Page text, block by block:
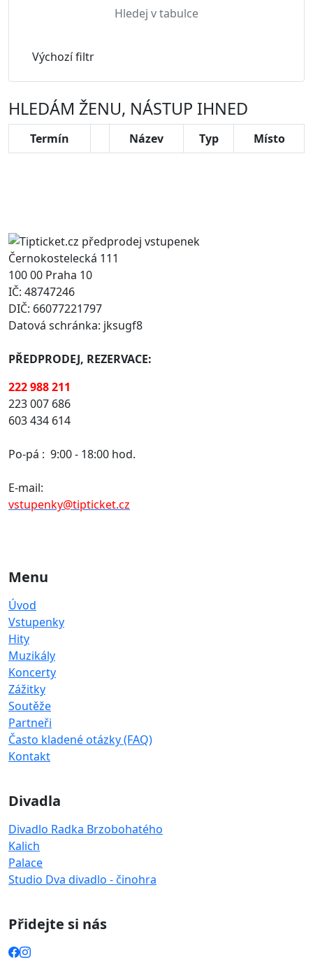
Výchozí filtr
HLEDÁM ŽENU, NÁSTUP IHNED
Termín Název Typ Místo
Černokostelecká 111
100 00 Praha 10
IČ: 48747246
DIČ: 66077221797
Datová schránka: jksugf8
PŘEDPRODEJ, REZERVACE:
222 988 211
223 007 686
603 434 614
Po-pá : 9:00 - 18:00 hod.
E-mail:
vstupenky@tipticket.cz
Menu
Úvod
Vstupenky
Hity
Muzikály
Koncerty
Zážitky
Soutěže
Partneři
Často kladené otázky (FAQ)
Kontakt
Divadla
Divadlo Radka Brzobohatého
Kalich
Palace
Studio Dva divadlo - činohra
Přidejte si nás